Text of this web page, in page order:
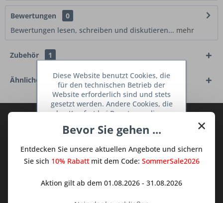
Bewertungen
0
Bewertungen lesen, schreiben und diskutieren... mehr
Zubehör 1
Ähnliche Artikel
TraumKüche Newsletter und verpassen
dem Traum Küchen - Shop.
×
Bevor Sie gehen ...
Entdecken Sie unsere aktuellen Angebote und sichern
Sie sich 10% Rabattmit dem Code: SommerSale2026
Aktion gilt ab dem 01.08.2026 - 31.08.2026
Diese Website benutzt Cookies, die
für den technischen Betrieb der
Website erforderlich sind und stets
gesetzt werden. Andere Cookies, die
den Komfort bei Benutzung dieser
dienen oder die Interaktion mit
Netzwerken vereinfachen sollen,
werden nur mit Ihrer Zustimmung
Ablehnen